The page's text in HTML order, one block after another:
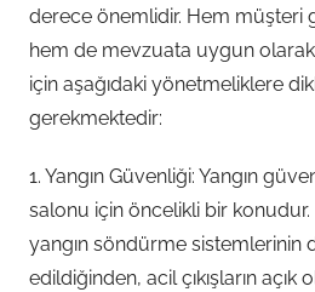
derece önemlidir. Hem müşteri
hem de mevzuata uygun
için aşağıdaki yönetmeliklere
gerekmektedir:
1. Yangın Güvenliği: Yangın
salonu için öncelikli bir
yangın söndürme sistemlerinin
edildiğinden, acil çıkışların